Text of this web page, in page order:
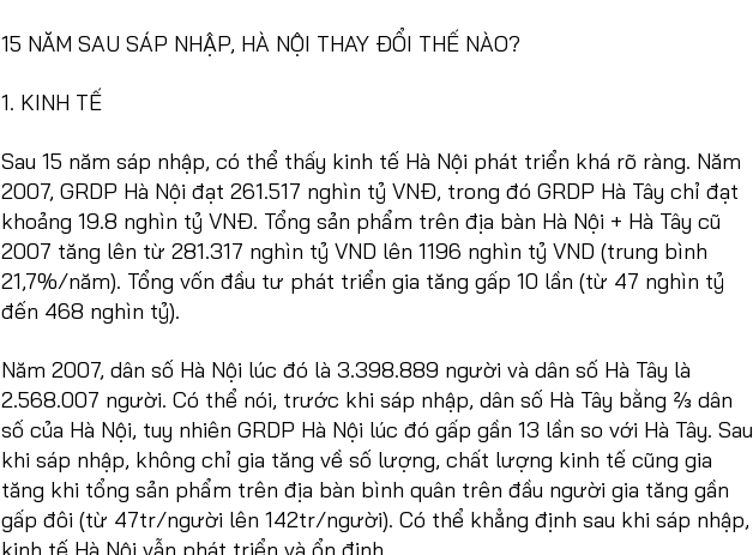
15 NĂM SAU SÁP NHẬP, HÀ NỘI THAY ĐỔI THẾ NÀO?
1. KINH TẾ
Sau 15 năm sáp nhập, có thể thấy kinh tế Hà Nội phát triển khá rõ ràng. Năm
2007, GRDP Hà Nội đạt 261.517 nghìn tỷ VNĐ, trong đó GRDP Hà Tây chỉ đạt
khoảng 19.8 nghìn tỷ VNĐ. Tổng sản phẩm trên địa bàn Hà Nội + Hà Tây cũ
2007 tăng lên từ 281.317 nghìn tỷ VND lên 1196 nghìn tỷ VND (trung bình
21,7%/năm). Tổng vốn đầu tư phát triển gia tăng gấp 10 lần (từ 47 nghìn tỷ
đến 468 nghìn tỷ).
Năm 2007, dân số Hà Nội lúc đó là 3.398.889 người và dân số Hà Tây là
2.568.007 người. Có thể nói, trước khi sáp nhập, dân số Hà Tây bằng ⅔ dân
số của Hà Nội, tuy nhiên GRDP Hà Nội lúc đó gấp gần 13 lần so với Hà Tây. Sau
khi sáp nhập, không chỉ gia tăng về số lượng, chất lượng kinh tế cũng gia
tăng khi tổng sản phẩm trên địa bàn bình quân trên đầu người gia tăng gần
gấp đôi (từ 47tr/người lên 142tr/người). Có thể khẳng định sau khi sáp nhập,